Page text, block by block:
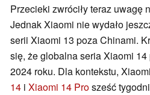
Przecieki zwróciły teraz uwagę
Jednak Xiaomi nie wydało
serii Xiaomi 13 poza Chinami.
się, że globalna seria Xiaomi
2024 roku. Dla kontekstu,
14 i Xiaomi 14 Prosześć